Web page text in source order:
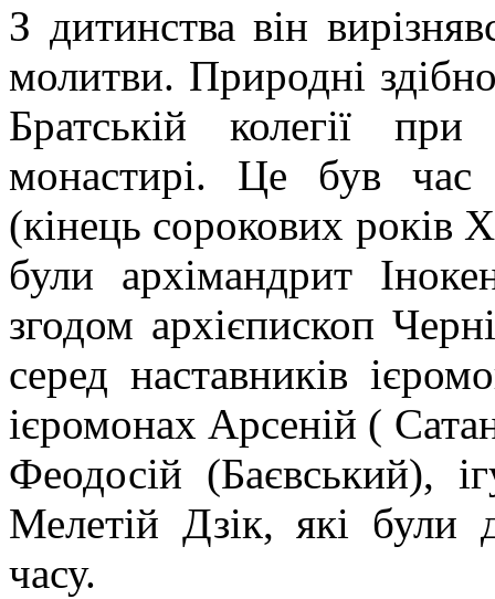
З дитинства він
молитви. Природні
Братській колегії при
монастирі. Це був час
(кінець сорокових років
були архімандрит
згодом архієпископ
серед наставників
ієромонах Арсеній (
Феодосій (Баєвський),
Мелетій Дзік, які були
часу.